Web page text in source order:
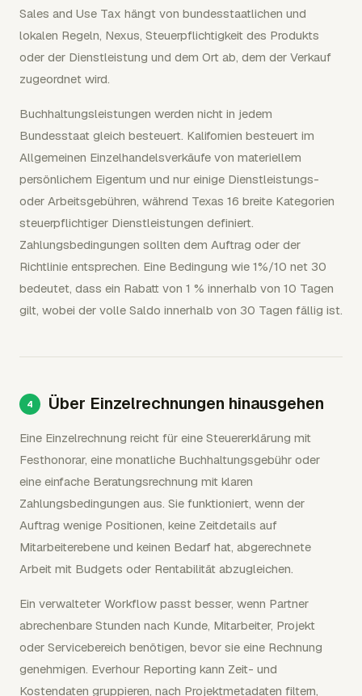
Sales and Use Tax hängt von bundesstaatlichen und
lokalen Regeln, Nexus, Steuerpflichtigkeit des Produkts
oder der Dienstleistung und dem Ort ab, dem der Verkauf
zugeordnet wird.
Buchhaltungsleistungen werden nicht in jedem
Bundesstaat gleich besteuert. Kalifornien besteuert im
Allgemeinen Einzelhandelsverkäufe von materiellem
persönlichem Eigentum und nur einige Dienstleistungs-
oder Arbeitsgebühren, während Texas 16 breite Kategorien
steuerpflichtiger Dienstleistungen definiert.
Zahlungsbedingungen sollten dem Auftrag oder der
Richtlinie entsprechen. Eine Bedingung wie 1%/10 net 30
bedeutet, dass ein Rabatt von 1 % innerhalb von 10 Tagen
gilt, wobei der volle Saldo innerhalb von 30 Tagen fällig ist.
Über Einzelrechnungen hinausgehen
Eine Einzelrechnung reicht für eine Steuererklärung mit
Festhonorar, eine monatliche Buchhaltungsgebühr oder
eine einfache Beratungsrechnung mit klaren
Zahlungsbedingungen aus. Sie funktioniert, wenn der
Auftrag wenige Positionen, keine Zeitdetails auf
Mitarbeiterebene und keinen Bedarf hat, abgerechnete
Arbeit mit Budgets oder Rentabilität abzugleichen.
Ein verwalteter Workflow passt besser, wenn Partner
abrechenbare Stunden nach Kunde, Mitarbeiter, Projekt
oder Servicebereich benötigen, bevor sie eine Rechnung
genehmigen. Everhour Reporting kann Zeit- und
Kostendaten gruppieren, nach Projektmetadaten filtern,